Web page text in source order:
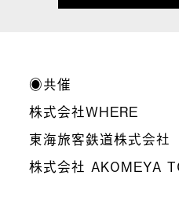
◉共催
株式会社WHERE
東海旅客鉄道株式会社
株式会社 AKOMEYA